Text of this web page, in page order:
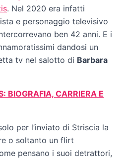
. Nel 2020 era infatti
e personaggio televisivo
ben 42 anni. E i
dandosi un
tv nel salotto di Barbara
BIOGRAFIA, CARRIERA E
per l’inviato di Striscia la
o soltanto un flirt
pensano i suoi detrattori,